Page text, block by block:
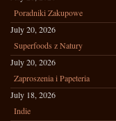
Poradniki Zakupowe
July 20, 2026
Superfoods z Natury
July 20, 2026
Zaproszenia i Papeteria
July 18, 2026
Indie